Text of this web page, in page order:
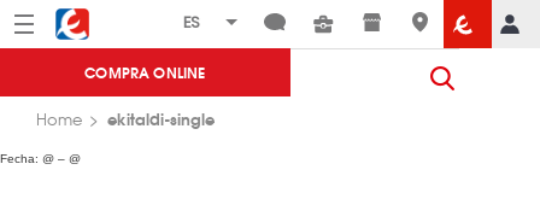
Menú Eroski
COMPRA ONLINE
Home ekitaldi-single
Fecha: @ – @